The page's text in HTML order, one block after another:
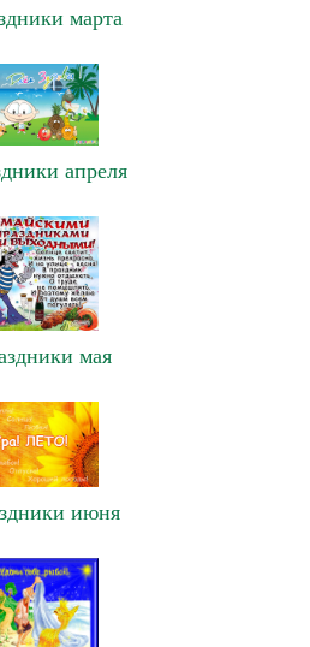
марта
апреля
мая
июня